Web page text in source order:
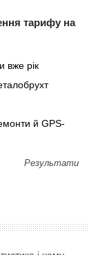
тарифу на
вже рік
й GPS-
Результати